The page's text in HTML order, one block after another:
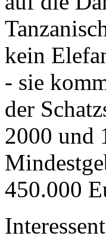
kein
- sie
der
2000 und
450.000